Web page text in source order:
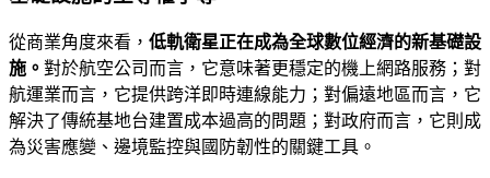
從商業角度來看， 低軌衛星正在成為全球數位經濟的新基礎設
施。 對於航空公司而言，它意味著更穩定的機上網路服務；對
航運業而言，它提供跨洋即時連線能力；對偏遠地區而言，它
解決了傳統基地台建置成本過高的問題；對政府而言，它則成
為災害應變、邊境監控與國防韌性的關鍵工具。